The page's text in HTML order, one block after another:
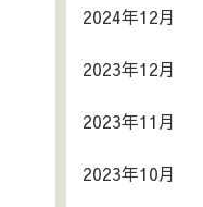
2024年12月
2023年12月
2023年11月
2023年10月